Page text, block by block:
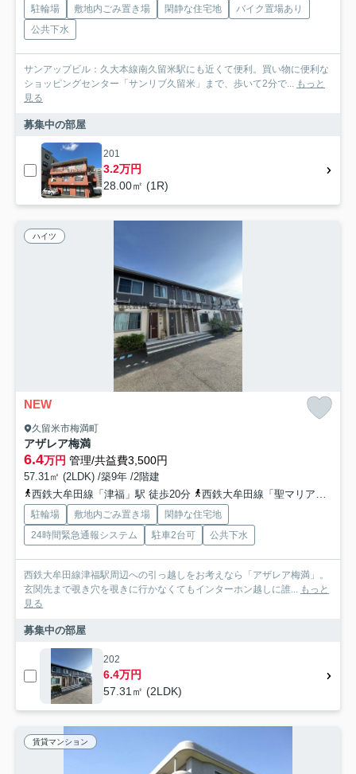
駐輪場 敷地内ごみ置き場 閑静な住宅地
バイク置場あり
公共下水
サンアップビル：久大本線南久留米駅にも近くて便利。買い物に便利な
ショッピングセンター「サンリブ久留米」まで、歩いて2分で... もっと
見る
募集中の部屋
201
3.2万円
28.00㎡ (1R)
ハイツ
NEW
久留米市梅満町
アザレア梅満
6.4万円 管理/共益費3,500円
57.31㎡ (2LDK) /築9年 /2階建
西鉄大牟田線「津福」駅 徒歩20分
西鉄大牟田線「聖マリア病院前」駅 徒歩25分
駐輪場 敷地内ごみ置き場
閑静な住宅地
24時間緊急通報システム
駐車2台可 公共下水
西鉄大牟田線津福駅周辺への引っ越しをお考えなら「アザレア梅満」。
玄関先まで覗き穴を覗きに行かなくてもインターホン越しに誰... もっと
見る
募集中の部屋
202
6.4万円
57.31㎡ (2LDK)
賃貸マンション